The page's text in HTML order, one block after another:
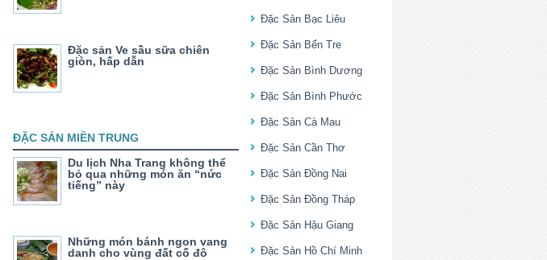
Đặc sản Ve sầu sữa chiên
giòn, hấp dẫn
ĐẶC SẢN MIỀN TRUNG
Du lịch Nha Trang không thể
bỏ qua những món ăn “nức
tiếng” này
Những món bánh ngon vang
danh cho vùng đất cố đô
Đặc Sản Bạc Liêu
Đặc Sản Bến Tre
Đặc Sản Bình Dương
Đặc Sản Bình Phước
Đặc Sản Cà Mau
Đặc Sản Cần Thơ
Đặc Sản Đồng Nai
Đặc Sản Đồng Tháp
Đặc Sản Hậu Giang
Đặc Sản Hồ Chí Minh